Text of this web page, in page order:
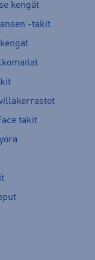
kengät
-takit
takit